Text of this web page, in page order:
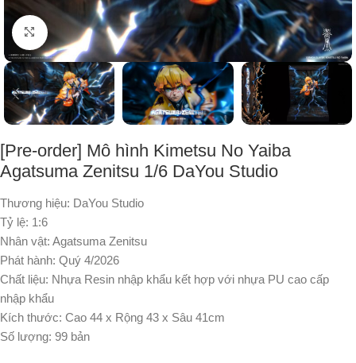
Nhấp để phóng to
[Pre-order] Mô hình Kimetsu No Yaiba
Agatsuma Zenitsu 1/6 DaYou Studio
Thương hiệu: DaYou Studio
Tỷ lệ: 1:6
Nhân vật: Agatsuma Zenitsu
Phát hành: Quý 4/2026
Chất liệu: Nhựa Resin nhập khẩu kết hợp với nhựa PU cao cấp
nhập khẩu
Kích thước: Cao 44 x Rộng 43 x Sâu 41cm
Số lượng: 99 bản